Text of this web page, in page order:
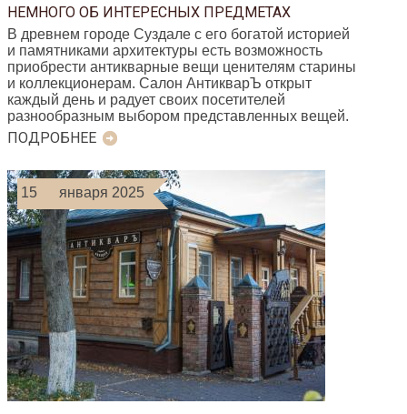
НЕМНОГО ОБ ИНТЕРЕСНЫХ ПРЕДМЕТАХ
В древнем городе Суздале с его богатой историей
и памятниками архитектуры есть возможность
приобрести антикварные вещи ценителям старины
и коллекционерам. Салон АнтикварЪ открыт
каждый день и радует своих посетителей
разнообразным выбором представленных вещей.
ПОДРОБНЕЕ
15 января 2025